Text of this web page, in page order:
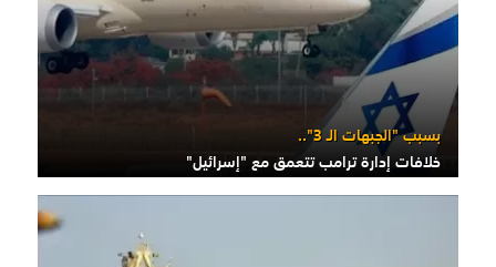
بسبب "الجبهات الـ 3"..
خلافات إدارة ترامب تتعمق مع "إسرائيل"